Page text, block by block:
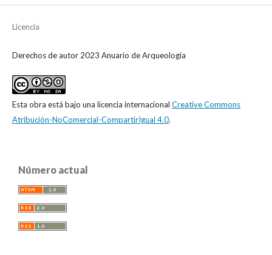
Licencia
Derechos de autor 2023 Anuario de Arqueología
Esta obra está bajo una licencia internacional Creative Commons
Atribución-NoComercial-CompartirIgual 4.0.
Número actual